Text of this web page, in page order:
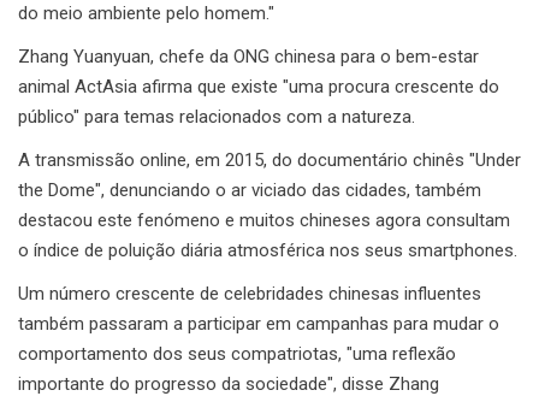
do meio ambiente pelo homem."
Zhang Yuanyuan, chefe da ONG chinesa para o bem-estar
animal ActAsia afirma que existe "uma procura crescente do
público" para temas relacionados com a natureza.
A transmissão online, em 2015, do documentário chinês "Under
the Dome", denunciando o ar viciado das cidades, também
destacou este fenómeno e muitos chineses agora consultam
o índice de poluição diária atmosférica nos seus smartphones.
Um número crescente de celebridades chinesas influentes
também passaram a participar em campanhas para mudar o
comportamento dos seus compatriotas, "uma reflexão
importante do progresso da sociedade", disse Zhang